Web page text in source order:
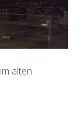
alten